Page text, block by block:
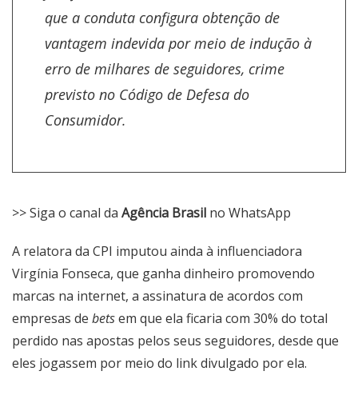
que a conduta configura obtenção de
vantagem indevida por meio de indução à
erro de milhares de seguidores, crime
previsto no Código de Defesa do
Consumidor.
>> Siga o canal da Agência Brasil no WhatsApp
A relatora da CPI imputou ainda à influenciadora
Virgínia Fonseca, que ganha dinheiro promovendo
marcas na internet, a assinatura de acordos com
empresas de betsem que ela ficaria com 30% do total
perdido nas apostas pelos seus seguidores, desde que
eles jogassem por meio do link divulgado por ela.